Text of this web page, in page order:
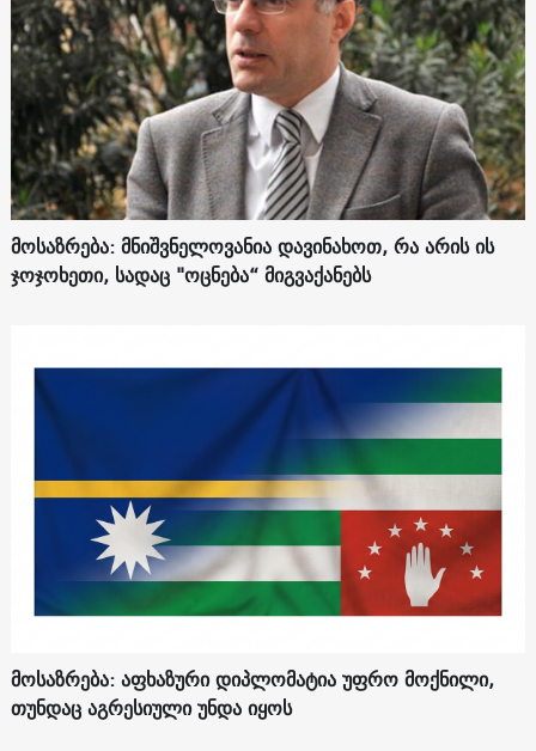
მოსაზრება: მნიშვნელოვანია დავინახოთ, რა არის ის
ჯოჯოხეთი, სადაც "ოცნება“ მიგვაქანებს
მოსაზრება: აფხაზური დიპლომატია უფრო მოქნილი,
თუნდაც აგრესიული უნდა იყოს